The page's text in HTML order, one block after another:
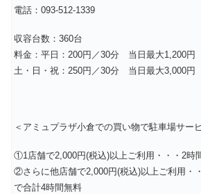
電話：093-512-1339
収容台数：360台
料金：平日：200円／30分 当日最大1,200円
土・日・祝：250円／30分 当日最大3,000円
＜アミュプラザ小倉での買い物で駐車場サー
①1店舗で2,000円(税込)以上ご利用・・・2時
②さらに他店舗で2,000円(税込)以上ご利用
で合計4時間無料